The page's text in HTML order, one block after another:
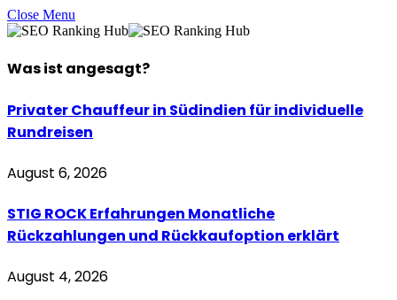
Close Menu
Was ist angesagt?
Privater Chauffeur in Südindien für individuelle
Rundreisen
August 6, 2026
STIG ROCK Erfahrungen Monatliche
Rückzahlungen und Rückkaufoption erklärt
August 4, 2026